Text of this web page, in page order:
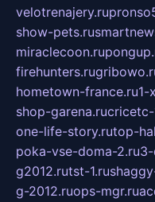
velotrenajery.ru
show-pets.ru
miraclecoon.ru
firehunters.ru
hometown-france.ru1-
shop-garena.ru
one-life-story.rutop-
poka-vse-doma-2.ru
g2012.rutst-1.ru
g-2012.ruops-mgr.ru